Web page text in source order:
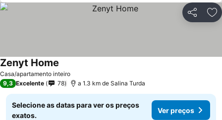
Partilhar
Casa/apartamento inteiro
Zenyt Home
9,3 Excelente 78 a 1.3 km de Salina Turda
Selecione as datas para ver os preços
exatos.
Ver preços